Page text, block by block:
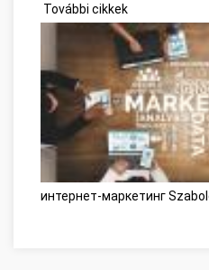
További cikkek
интернет-маркетинг